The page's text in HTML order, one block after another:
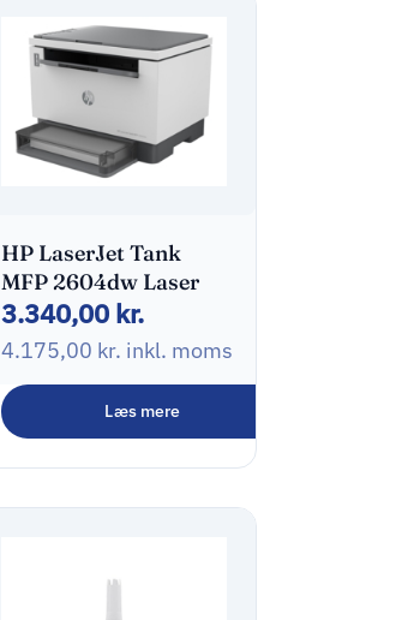
HP LaserJet Tank
MFP 2604dw Laser
3.340,00 kr.
4.175,00 kr. inkl. moms
Læs mere